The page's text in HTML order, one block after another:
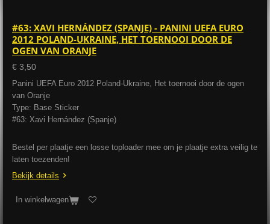
#63: XAVI HERNÁNDEZ (SPANJE) - PANINI UEFA EURO
2012 POLAND-UKRAINE, HET TOERNOOI DOOR DE
OGEN VAN ORANJE
€ 3,50
Panini UEFA Euro 2012 Poland-Ukraine, Het toernooi door de ogen
van Oranje
Type: Base Sticker
#63: Xavi Hernández (Spanje)
Bestel per plaatje een losse toploader mee om je plaatje extra veilig te
laten toezenden!
Bekijk details
In winkelwagen